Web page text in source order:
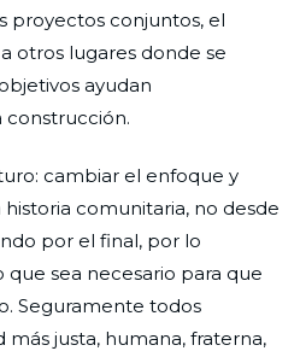
proyectos conjuntos, el
otros lugares donde se
ayudan
cambiar el enfoque y
comunitaria, no desde
por el final, por lo
sea necesario para que
Seguramente todos
más justa, humana, fraterna,